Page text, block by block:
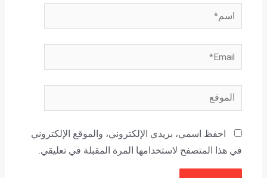
اسم*
Email*
الموقع
احفظ اسمي، بريدي الإلكتروني، والموقع الإلكتروني
في هذا المتصفح لاستخدامها المرة المقبلة في تعليقي.